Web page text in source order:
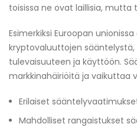
toisissa ne ovat laillisia, mutta
Esimerkiksi Euroopan
kryptovaluuttojen
tulevaisuuteen ja käyttöön.
markkinahäiriöitä ja vaikuttaa
Erilaiset
Mahdolliset rangaistukset